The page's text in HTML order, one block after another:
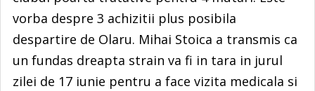
vorba despre 3 achizitii plus posibila
despartire de Olaru. Mihai Stoica a transmis ca
un fundas dreapta strain va fi in tara in jurul
zilei de 17 iunie pentru a face vizita medicala si